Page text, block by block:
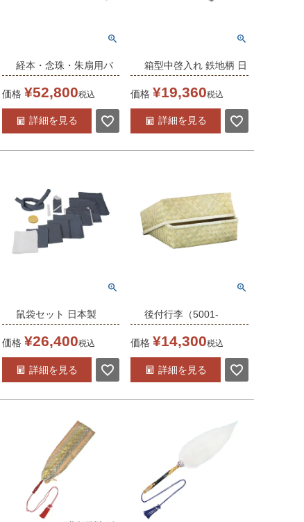
経本・念珠・朱扇用バ
ッグ【京印伝】 黒 日本
製 （5460-1201）
価格 ¥52,800税込
詳細を見る
箱型中啓入れ 鉄地柄 日
本製 （5090-0021）
価格 ¥19,360税込
詳細を見る
鼠袋セット 日本製
（5000-0700）
価格 ¥26,400税込
詳細を見る
後付行李（5001-
0020）
価格 ¥14,300税込
詳細を見る